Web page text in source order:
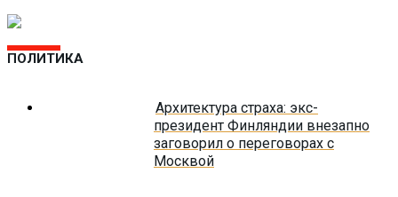
ПОЛИТИКА
Архитектура страха: экс-
президент Финляндии внезапно
заговорил о переговорах с
Москвой